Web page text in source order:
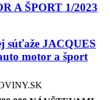
A ŠPORT 1/2023
súťaže JACQUES
motor a šport